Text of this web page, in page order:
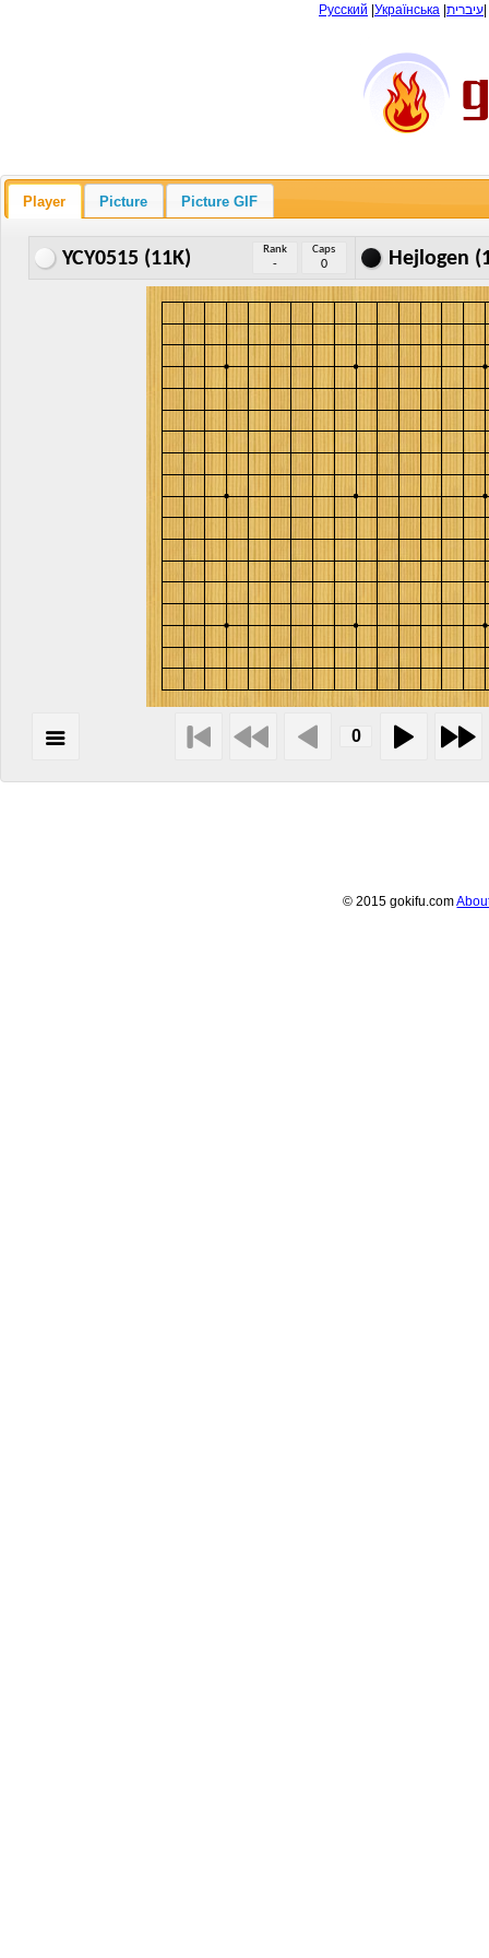
Русский Українська עיברית
Player Picture Picture GIF
YCY0515 (11K) Rank
-
Caps
0 Hejlogen
© 2015 gokifu.com